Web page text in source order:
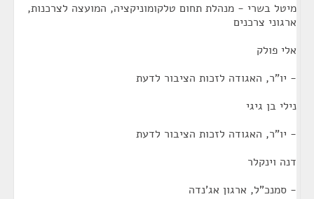
מיטל בשרי - מנהלת תחום טלקומוניקציה, המועצה לצרכנות,
ארגוני צרכנים
אלי פולק
- יו"ר, האגודה לזכות הציבור לדעת
נילי בן גיגי
- יו"ר, האגודה לזכות הציבור לדעת
דנה וינקלר
- סמנכ"ל, ארגון אג'נדה